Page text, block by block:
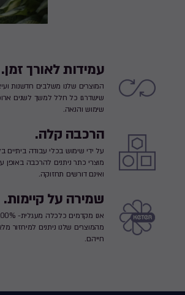
עמידות לאורך זמן.
המוצרים שלנו משלבים חדשנות
שישדרגו כל חלל למשך לשנים
שימוש והנאה.
הרכבה קלה.
על ידי שימוש בכלי עבודה ביתיים
מוצרי כתר ניתנים להרכבה באופן
ואינם דורשים תחזוקה.
שמירה על קיימות.
אנו מקדמים כלכלה
מהמוצרים שלנו ניתנים למיחזור
חייהם.